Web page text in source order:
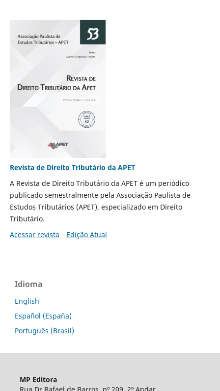
Revista de Direito Tributário da APET
A Revista de Direito Tributário da APET é um periódico
publicado semestralmente pela Associação Paulista de
Estudos Tributários (APET), especializado em Direito
Tributário.
Acessar revista
Edição Atual
Idioma
English
Español (España)
Português (Brasil)
MP Editora